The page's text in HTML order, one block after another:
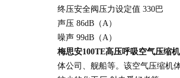
终压安全阀压力设定值 330巴
声压 86dB （A）
噪声 99dB （A）
梅思安100TE高压呼吸空气压缩机
体公司、舰船等。该空气压缩机